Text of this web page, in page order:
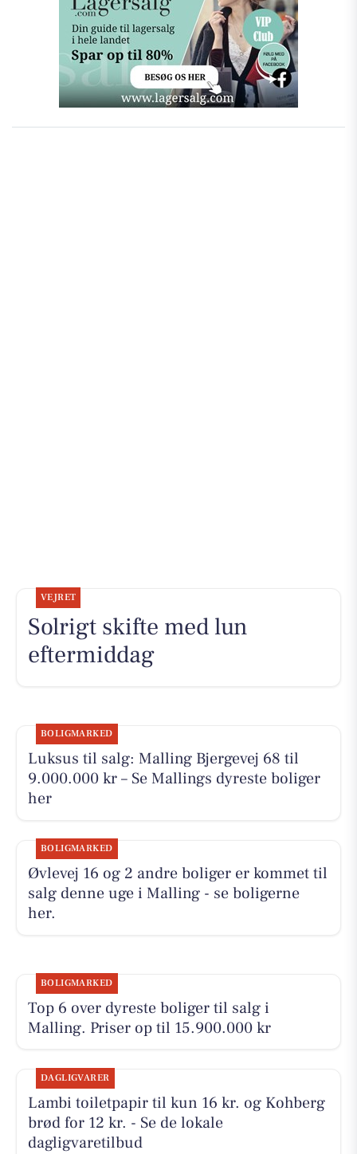
VEJRET
Solrigt skifte med lun
eftermiddag
BOLIGMARKED
Luksus til salg: Malling Bjergevej 68 til
9.000.000 kr – Se Mallings dyreste boliger
her
BOLIGMARKED
Øvlevej 16 og 2 andre boliger er kommet til
salg denne uge i Malling - se boligerne
her.
BOLIGMARKED
Top 6 over dyreste boliger til salg i
Malling. Priser op til 15.900.000 kr
DAGLIGVARER
Lambi toiletpapir til kun 16 kr. og Kohberg
brød for 12 kr. - Se de lokale
dagligvaretilbud